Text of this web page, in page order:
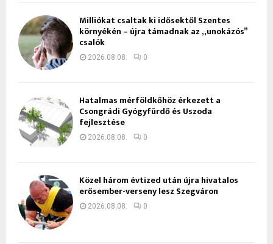
Milliókat csaltak ki idősektől Szentes
környékén – újra támadnak az „unokázós”
csalók
2026.08.08. 0
Hatalmas mérföldkőhöz érkezett a
Csongrádi Gyógyfürdő és Uszoda
fejlesztése
2026.08.08. 0
Közel három évtized után újra hivatalos
erősember-verseny lesz Szegváron
2026.08.08. 0